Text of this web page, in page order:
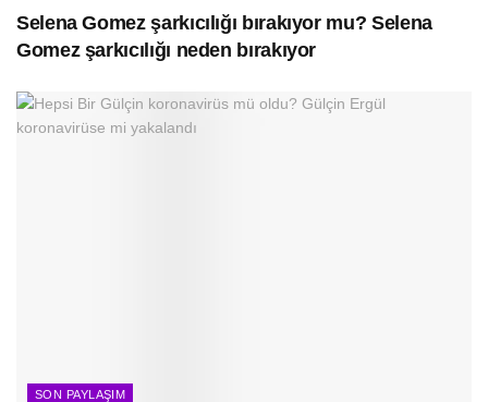
Selena Gomez şarkıcılığı bırakıyor mu? Selena
Gomez şarkıcılığı neden bırakıyor
SON PAYLAŞIM